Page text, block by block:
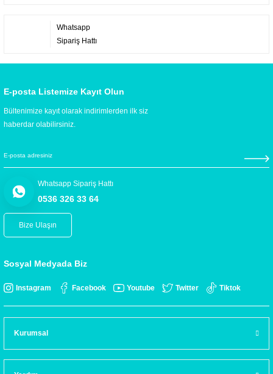
Whatsapp
Sipariş Hattı
E-posta Listemize Kayıt Olun
Bültenimize kayıt olarak indirimlerden ilk siz
haberdar olabilirsiniz.
Whatsapp Sipariş Hattı
0536 326 33 64
Bize Ulaşın
Sosyal Medyada Biz
Instagram Facebook Youtube Twitter Tiktok
Kurumsal